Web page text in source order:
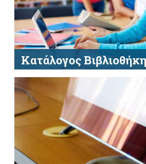
Κατάλογος
Αναζητήστε και εντοπίστε
βιβλιοθηκών